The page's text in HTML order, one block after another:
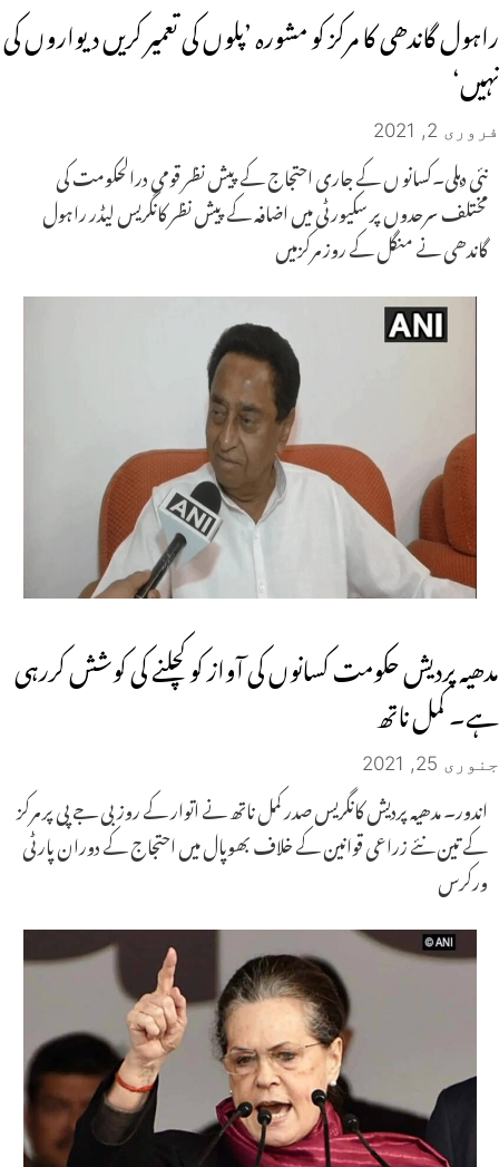
راہول گاندھی کا مرکز کو مشورہ ’پلوں کی تعمیر کریں دیواروں کی
نہیں‘
فروری 2, 2021
نئی دہلی۔کسانو ں کے جاری احتجاج کے پیش نظر قومی درالحکومت کی
مختلف سرحدوں پر سکیورٹی میں اضافہ کے پیش نظر کانگریس لیڈر راہول
گاندھی نے منگل کے روز مرکزمیں
مدھیہ پردیش حکومت کسانوں کی آواز کو کچلنے کی کوشش کررہی
ہے۔ کمل ناتھ
جنوری 25, 2021
اندور۔ مدھیہ پردیش کانگریس صدر کمل ناتھ نے اتوار کے روز بی جے پی پر مرکز
کے تین نئے زراعی قوانین کے خلاف بھوپال میں احتجاج کے دوران پارٹی
ورکرس